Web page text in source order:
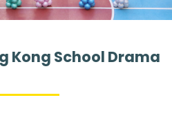
Kong School Drama